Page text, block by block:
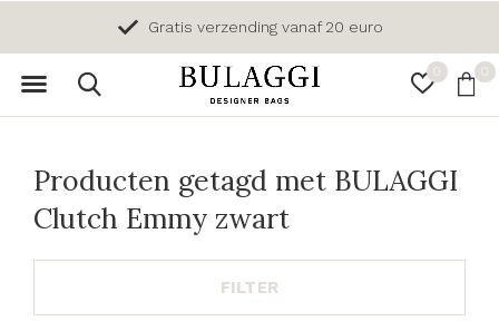
0 0
Gratis verzending vanaf 20 euro
Producten getagd met BULAGGI
Clutch Emmy zwart
FILTER